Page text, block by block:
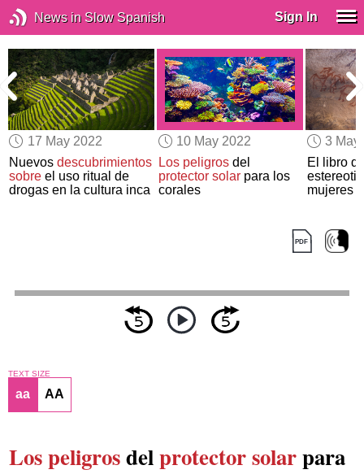
News in Slow Spanish Sign In
17 May 2022
Nuevosdescubrimientos
sobre el uso ritual de
drogas en la cultura inca
10 May 2022
Los peligrosdel
protector solarpara los
corales
3 May
El libro
mujeres
TEXT SIZE
aa AA
Los peligrosdelprotector solarpara